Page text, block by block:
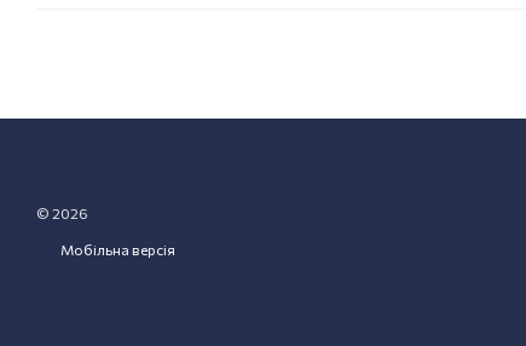
© 2026
Мобільна версія